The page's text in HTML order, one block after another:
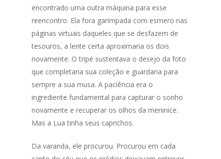
encontrado uma outra máquina para esse
reencontro. Ela fora garimpada com esmero nas
páginas virtuais daqueles que se desfazem de
tesouros, a lente certa aproximaria os dois
novamente. O tripé sustentava o desejo da foto
que completaria sua coleção e guardaria para
sempre a sua musa. A paciência era o
ingrediente fundamental para capturar o sonho
novamente e recuperar os olhos da meninice.
Mas a Lua tinha seus caprichos.
Da varanda, ele procurou. Procurou em cada